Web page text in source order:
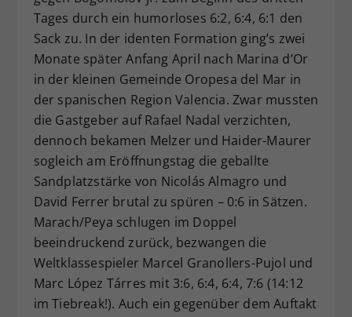
Tages durch ein humorloses 6:2, 6:4, 6:1 den
Sack zu. In der identen Formation ging’s zwei
Monate später Anfang April nach Marina d’Or
in der kleinen Gemeinde Oropesa del Mar in
der spanischen Region Valencia. Zwar mussten
die Gastgeber auf Rafael Nadal verzichten,
dennoch bekamen Melzer und Haider-Maurer
sogleich am Eröffnungstag die geballte
Sandplatzstärke von Nicolás Almagro und
David Ferrer brutal zu spüren – 0:6 in Sätzen.
Marach/Peya schlugen im Doppel
beeindruckend zurück, bezwangen die
Weltklassespieler Marcel Granollers-Pujol und
Marc López Tárres mit 3:6, 6:4, 6:4, 7:6 (14:12
im Tiebreak!). Auch ein gegenüber dem Auftakt